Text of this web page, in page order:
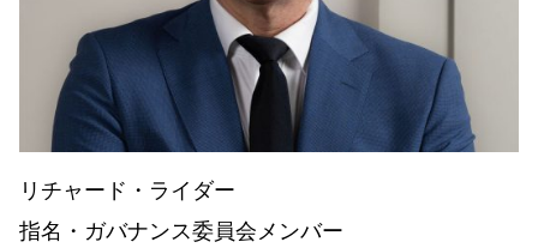
リチャード・ライダー
指名・ガバナンス委員会メンバー